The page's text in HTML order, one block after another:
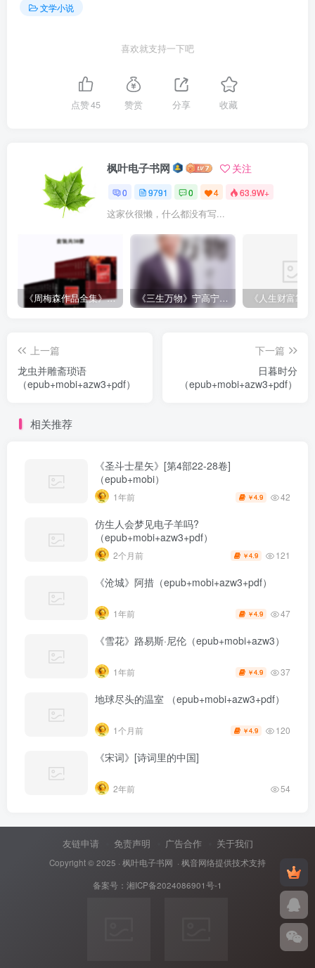
文学小说
喜欢就支持一下吧
点赞45 赞赏 分享 收藏
枫叶电子书网 关注
0 9791 0 4 63.9W+
这家伙很懒，什么都没有写...
《周梅森作品全集》[共30册] 《三生万物》宁高宁（epub+mobi+azw3+pdf）
上一篇
龙虫并雕斋琐语
（epub+mobi+azw3+pdf）
下一篇
日暮时分
（epub+mobi+azw3+pdf）
相关推荐
《圣斗士星矢》[第4部22-28卷]
（epub+mobi）
1年前 ￥4.9 42
仿生人会梦见电子羊吗?
（epub+mobi+azw3+pdf）
2个月前 ￥4.9 121
《沧城》阿措（epub+mobi+azw3+pdf）
1年前 ￥4.9 47
《雪花》路易斯·尼伦（epub+mobi+azw3）
1年前 ￥4.9 37
地球尽头的温室 （epub+mobi+azw3+pdf）
1个月前 ￥4.9 120
《宋词》[诗词里的中国]
2年前 54
友链申请 免责声明 广告合作 关于我们
Copyright © 2025 · 枫叶电子书网 · 枫音网络提供技术支持
备案号： 湘ICP备2024086901号-1